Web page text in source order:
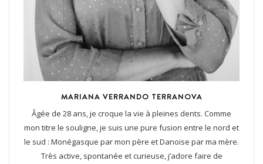
MARIANA VERRANDO TERRANOVA
Âgée de 28 ans, je croque la vie à pleines dents. Comme
mon titre le souligne, je suis une pure fusion entre le nord et
le sud : Monégasque par mon père et Danoise par ma mère.
Très active, spontanée et curieuse, j’adore faire de